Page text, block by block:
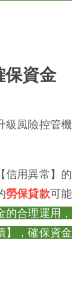
保資金
級風險控管機
信用異常】的
勞保貸款可能
的合理運用，
】，確保資金